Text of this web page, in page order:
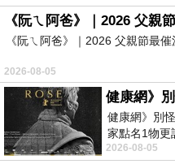
《阮ㄟ阿爸》｜2026 父親
《阮ㄟ阿爸》｜2026 父親節最
2026-08-05
健康網》別
家點名1物更
https://
2026-08-05